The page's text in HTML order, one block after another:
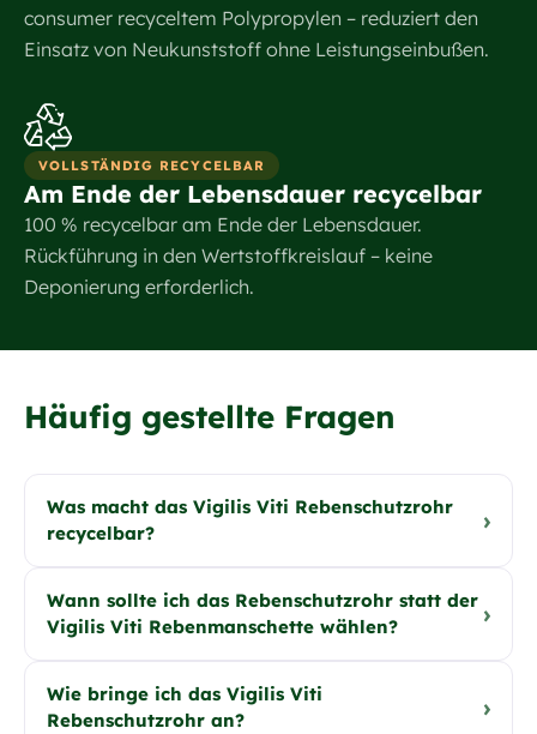
consumer recyceltem Polypropylen – reduziert den
Einsatz von Neukunststoff ohne Leistungseinbußen.
VOLLSTÄNDIG RECYCELBAR
Am Ende der Lebensdauer recycelbar
100 % recycelbar am Ende der Lebensdauer.
Rückführung in den Wertstoffkreislauf – keine
Deponierung erforderlich.
Häufig gestellte Fragen
Was macht das Vigilis Viti Rebenschutzrohr
recycelbar?
›
Wann sollte ich das Rebenschutzrohr statt der
Vigilis Viti Rebenmanschette wählen?
›
Wie bringe ich das Vigilis Viti
Rebenschutzrohr an?
›